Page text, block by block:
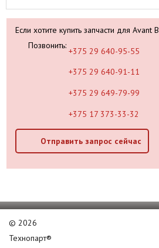
Если хотите купить запчасти для Avant
Позвонить:
+375 29 640-95-55
+375 29 640-91-11
+375 29 649-79-99
+375 17 373-33-32
Отправить запрос сейчас
© 2026
Технопарт®